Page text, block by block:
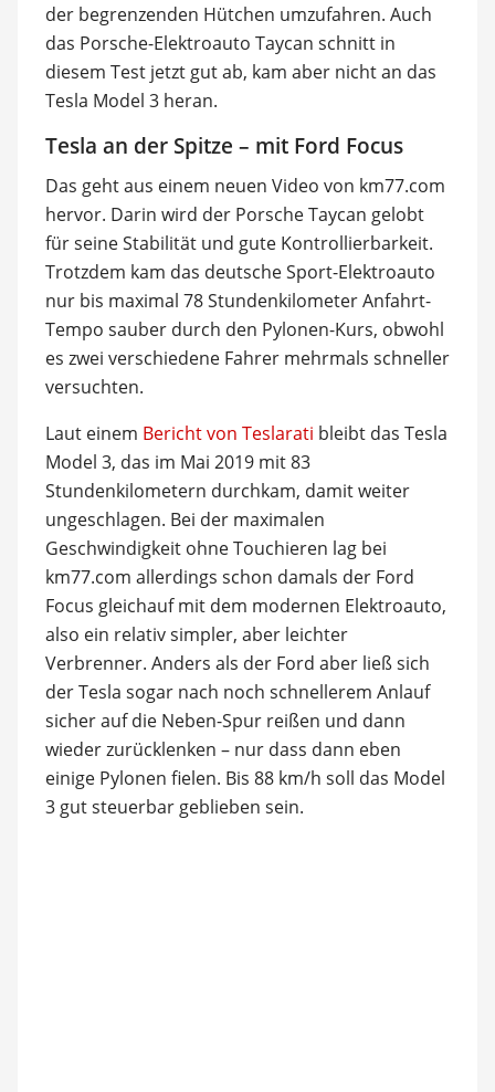
der begrenzenden Hütchen umzufahren. Auch
das Porsche-Elektroauto Taycan schnitt in
diesem Test jetzt gut ab, kam aber nicht an das
Tesla Model 3 heran.
Tesla an der Spitze – mit Ford Focus
Das geht aus einem neuen Video von km77.com
hervor. Darin wird der Porsche Taycan gelobt
für seine Stabilität und gute Kontrollierbarkeit.
Trotzdem kam das deutsche Sport-Elektroauto
nur bis maximal 78 Stundenkilometer Anfahrt-
Tempo sauber durch den Pylonen-Kurs, obwohl
es zwei verschiedene Fahrer mehrmals schneller
versuchten.
Laut einem Bericht von Teslarati bleibt das Tesla
Model 3, das im Mai 2019 mit 83
Stundenkilometern durchkam, damit weiter
ungeschlagen. Bei der maximalen
Geschwindigkeit ohne Touchieren lag bei
km77.com allerdings schon damals der Ford
Focus gleichauf mit dem modernen Elektroauto,
also ein relativ simpler, aber leichter
Verbrenner. Anders als der Ford aber ließ sich
der Tesla sogar nach noch schnellerem Anlauf
sicher auf die Neben-Spur reißen und dann
wieder zurücklenken – nur dass dann eben
einige Pylonen fielen. Bis 88 km/h soll das Model
3 gut steuerbar geblieben sein.